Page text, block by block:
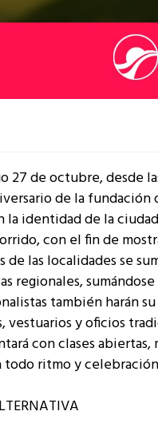
27 de octubre, desde
de la
la identidad de la
con el fin de
de las localidades se
regionales,
también harán
vestuarios y oficios
con clases
todo ritmo y